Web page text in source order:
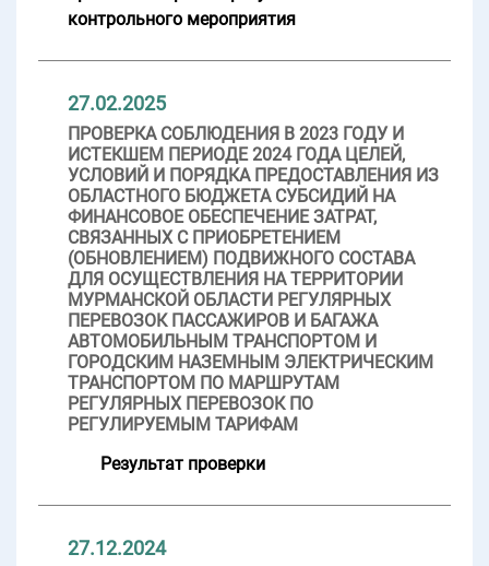
контрольного мероприятия
27.02.2025
ПРОВЕРКА СОБЛЮДЕНИЯ В 2023 ГОДУ И
ИСТЕКШЕМ ПЕРИОДЕ 2024 ГОДА ЦЕЛЕЙ,
УСЛОВИЙ И ПОРЯДКА ПРЕДОСТАВЛЕНИЯ ИЗ
ОБЛАСТНОГО БЮДЖЕТА СУБСИДИЙ НА
ФИНАНСОВОЕ ОБЕСПЕЧЕНИЕ ЗАТРАТ,
СВЯЗАННЫХ С ПРИОБРЕТЕНИЕМ
(ОБНОВЛЕНИЕМ) ПОДВИЖНОГО СОСТАВА
ДЛЯ ОСУЩЕСТВЛЕНИЯ НА ТЕРРИТОРИИ
МУРМАНСКОЙ ОБЛАСТИ РЕГУЛЯРНЫХ
ПЕРЕВОЗОК ПАССАЖИРОВ И БАГАЖА
АВТОМОБИЛЬНЫМ ТРАНСПОРТОМ И
ГОРОДСКИМ НАЗЕМНЫМ ЭЛЕКТРИЧЕСКИМ
ТРАНСПОРТОМ ПО МАРШРУТАМ
РЕГУЛЯРНЫХ ПЕРЕВОЗОК ПО
РЕГУЛИРУЕМЫМ ТАРИФАМ
Результат проверки
27.12.2024